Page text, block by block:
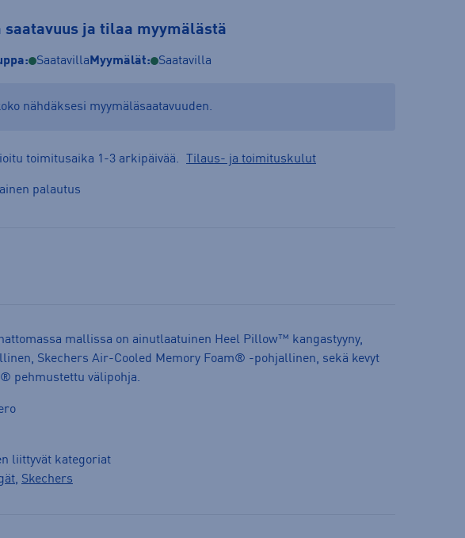
saatavuus ja tilaa myymälästä
Saatavilla Myymälät: Saatavilla
nähdäksesi myymäläsaatavuuden.
toimitusaika 1-3 arkipäivää. Tilaus- ja toimituskulut
palautus
mallissa on ainutlaatuinen Heel Pillow™ kangastyyny,
Skechers Air-Cooled Memory Foam® -pohjallinen, sekä kevyt
pehmustettu välipohja.
liittyvät kategoriat
, Skechers